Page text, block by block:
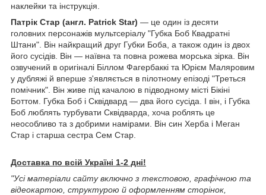
наклейки та інструкція.
Патрік Стар (англ. Patrick Star) — це один із десяти
головних персонажів мультсеріалу "Губка Боб Квадратні
Штани". Він найкращий друг Губки Боба, а також один із двох
його сусідів. Він — наївна та повна рожева морська зірка. Він
озвучений в оригіналі Біллом Фагербаккі та Юрієм Маляровим
у дубляжі й вперше з'являється в пілотному епізоді "Треться
помічник". Він живе під качалою в підводному місті Бікіні
Боттом. Губка Боб і Сквідвард — два його сусіда. І він, і Губка
Боб люблять турбувати Сквідварда, хоча роблять це
неособливо та з добрими намірами. Він син Херба і Меган
Стар і старша сестра Сем Стар.
Доставка по всій Україні 1-2 дні!
"Усі матеріали сайту включно з текстовою, графічною та
відеокартою, структурою й оформленням сторінок,